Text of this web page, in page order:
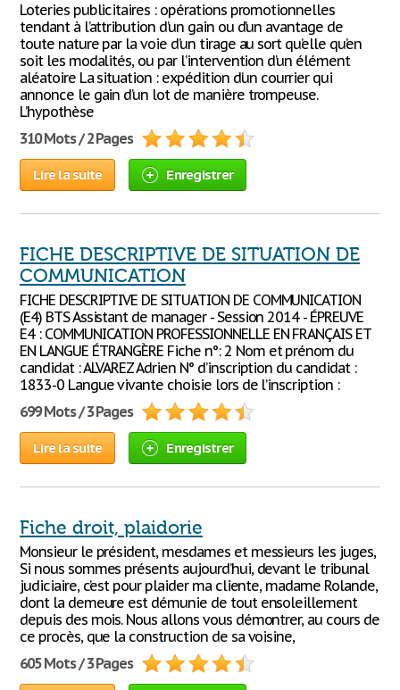
Loteries publicitaires : opérations promotionnelles
tendant à l’attribution d’un gain ou d’un avantage de
toute nature par la voie d’un tirage au sort qu’elle qu’en
soit les modalités, ou par l’intervention d’un élément
aléatoire La situation : expédition d’un courrier qui
annonce le gain d’un lot de manière trompeuse.
L’hypothèse
310 Mots / 2 Pages
Lire la suite Enregistrer
FICHE DESCRIPTIVE DE SITUATION DE
COMMUNICATION
FICHE DESCRIPTIVE DE SITUATION DE COMMUNICATION
(E4) BTS Assistant de manager - Session 2014 - ÉPREUVE
E4 : COMMUNICATION PROFESSIONNELLE EN FRANÇAIS ET
EN LANGUE ÉTRANGÈRE Fiche n°: 2 Nom et prénom du
candidat : ALVAREZ Adrien N° d’inscription du candidat :
1833-0 Langue vivante choisie lors de l’inscription :
699 Mots / 3 Pages
Lire la suite Enregistrer
Fiche droit, plaidorie
Monsieur le président, mesdames et messieurs les juges,
Si nous sommes présents aujourd’hui, devant le tribunal
judiciaire, c’est pour plaider ma cliente, madame Rolande,
dont la demeure est démunie de tout ensoleillement
depuis des mois. Nous allons vous démontrer, au cours de
ce procès, que la construction de sa voisine,
605 Mots / 3 Pages